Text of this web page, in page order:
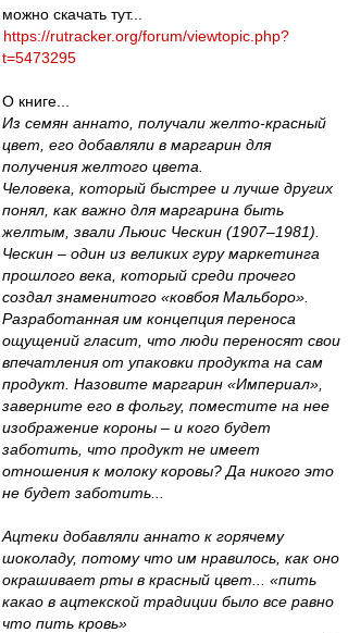
можно скачать тут...
https://rutracker.org/forum/viewtopic.php?
t=5473295
О книге...
Из семян аннато, получали желто-красный
цвет, его добавляли в маргарин для
получения желтого цвета.
Человека, который быстрее и лучше других
понял, как важно для маргарина быть
желтым, звали Льюис Ческин (1907–1981).
Ческин – один из великих гуру маркетинга
прошлого века, который среди прочего
создал знаменитого «ковбоя Мальборо».
Разработанная им концепция переноса
ощущений гласит, что люди переносят свои
впечатления от упаковки продукта на сам
продукт. Назовите маргарин «Империал»,
заверните его в фольгу, поместите на нее
изображение короны – и кого будет
заботить, что продукт не имеет
отношения к молоку коровы? Да никого это
не будет заботить...
Ацтеки добавляли аннато к горячему
шоколаду, потому что им нравилось, как оно
окрашивает рты в красный цвет... «пить
какао в ацтекской традиции было все равно
что пить кровь»